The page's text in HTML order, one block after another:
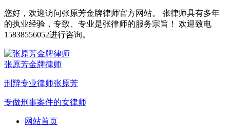
您好，欢迎访问张原芳金牌律师官方网站。 张律师具有多年
的执业经验，专致、专业是张律师的服务宗旨！ 欢迎致电
15838556052进行咨询。
张原芳金牌律师
刑辩专业律师张原芳
专做刑事案件的女律师
网站首页